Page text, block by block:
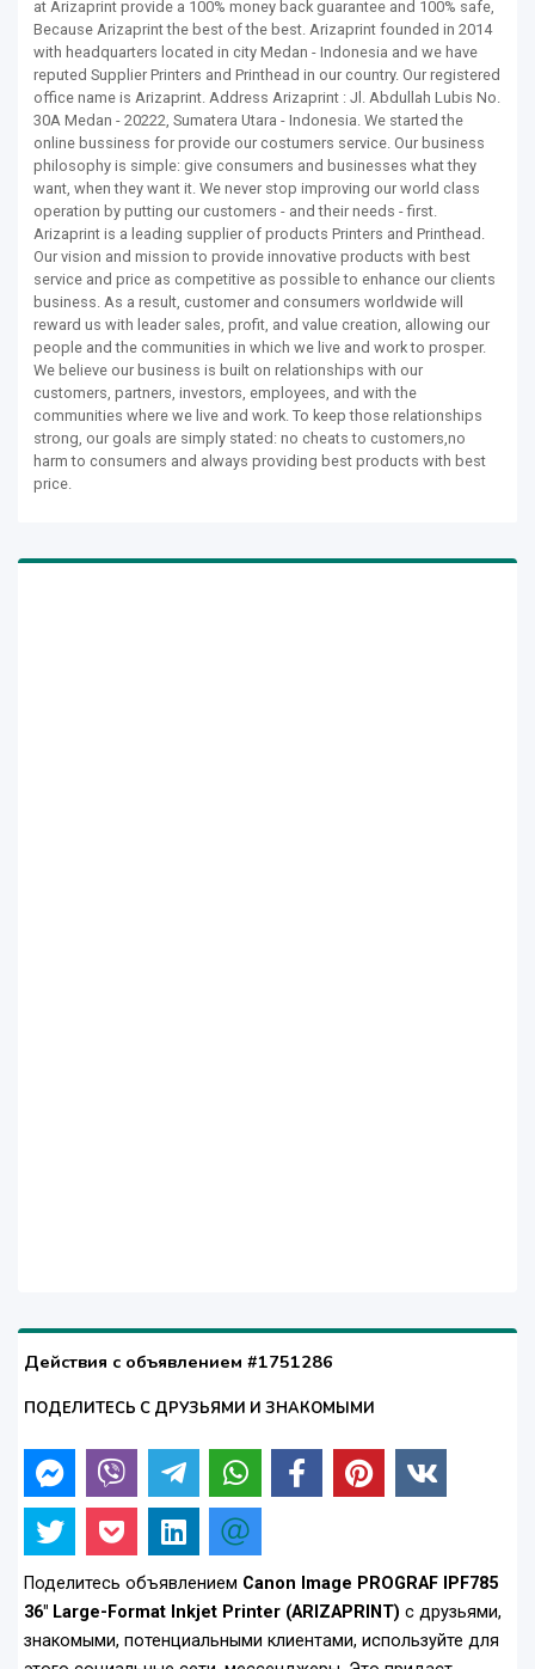
at Arizaprint provide a 100% money back guarantee and 100% safe,
Because Arizaprint the best of the best. Arizaprint founded in 2014
with headquarters located in city Medan - Indonesia and we have
reputed Supplier Printers and Printhead in our country. Our registered
office name is Arizaprint. Address Arizaprint : Jl. Abdullah Lubis No.
30A Medan - 20222, Sumatera Utara - Indonesia. We started the
online bussiness for provide our costumers service. Our business
philosophy is simple: give consumers and businesses what they
want, when they want it. We never stop improving our world class
operation by putting our customers - and their needs - first.
Arizaprint is a leading supplier of products Printers and Printhead.
Our vision and mission to provide innovative products with best
service and price as competitive as possible to enhance our clients
business. As a result, customer and consumers worldwide will
reward us with leader sales, profit, and value creation, allowing our
people and the communities in which we live and work to prosper.
We believe our business is built on relationships with our
customers, partners, investors, employees, and with the
communities where we live and work. To keep those relationships
strong, our goals are simply stated: no cheats to customers,no
harm to consumers and always providing best products with best
price.
Действия с объявлением #1751286
ПОДЕЛИТЕСЬ С ДРУЗЬЯМИ И ЗНАКОМЫМИ
Поделитесь объявлением Canon Image PROGRAF IPF785
36" Large-Format Inkjet Printer (ARIZAPRINT) с друзьями,
знакомыми, потенциальными клиентами, используйте для